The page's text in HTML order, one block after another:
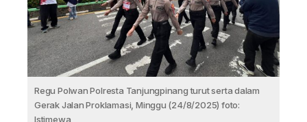
Regu Polwan Polresta Tanjungpinang turut serta dalam
Gerak Jalan Proklamasi, Minggu (24/8/2025) foto:
Istimewa